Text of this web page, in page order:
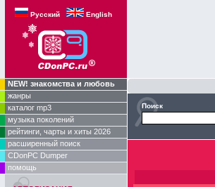
Русский English
NEW! знакомства и любовь
жанры
каталог mp3
музыка поколений
рейтинги, чарты и хиты 2026
расширенный поиск
CDonPC Dumper
помощь
Поиск